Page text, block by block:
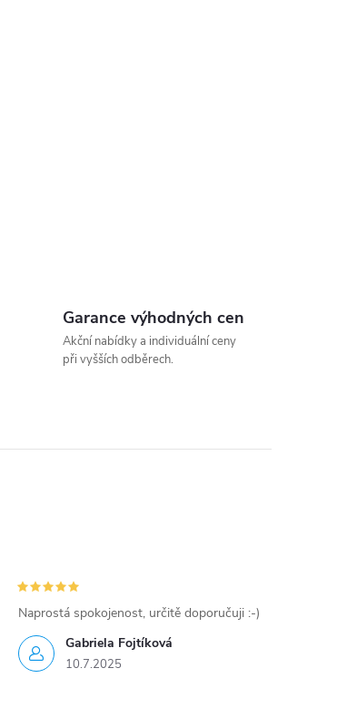
Garance výhodných cen
Akční nabídky a individuální ceny
při vyšších odběrech.
Gabriela Fojtíková
10.7.2025
Naprostá spokojenost, určitě doporučuji :-)